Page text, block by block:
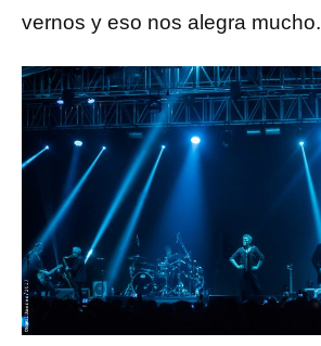
vernos y eso nos alegra mucho.